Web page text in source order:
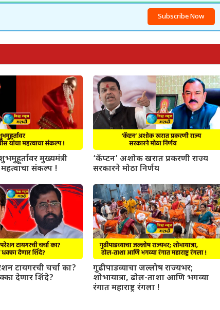
Subscribe Now
मुख्यमंत्री
संकल्प !
‘कॅप्टन’ अशोक खरात प्रकरणी राज्य
सरकारने मोठा निर्णय
टायगरची चर्चा का?
देणार शिंदे?
गुढीपाडव्याचा जल्लोष राज्यभर;
शोभायात्रा, ढोल-ताशा आणि भगव्या
रंगात महाराष्ट्र रंगला !